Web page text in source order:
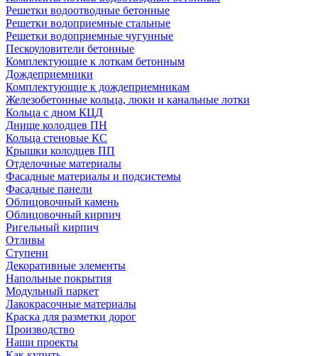
Решетки водоотводные бетонные
Решетки водоприемные стальные
Решетки водоприемные чугунные
Пескоуловители бетонные
Комплектующие к лоткам бетонным
Дождеприемники
Комплектующие к дождеприемникам
Железобетонные кольца, люки и канальные лотки
Кольца с дном КЦД
Днище колодцев ПН
Кольца стеновые КС
Крышки колодцев ПП
Отделочные материалы
Фасадные материалы и подсистемы
Фасадные панели
Облицовочный камень
Облицовочный кирпич
Ригельный кирпич
Отливы
Ступени
Декоративные элементы
Напольные покрытия
Модульный паркет
Лакокрасочные материалы
Краска для разметки дорог
Производство
Наши проекты